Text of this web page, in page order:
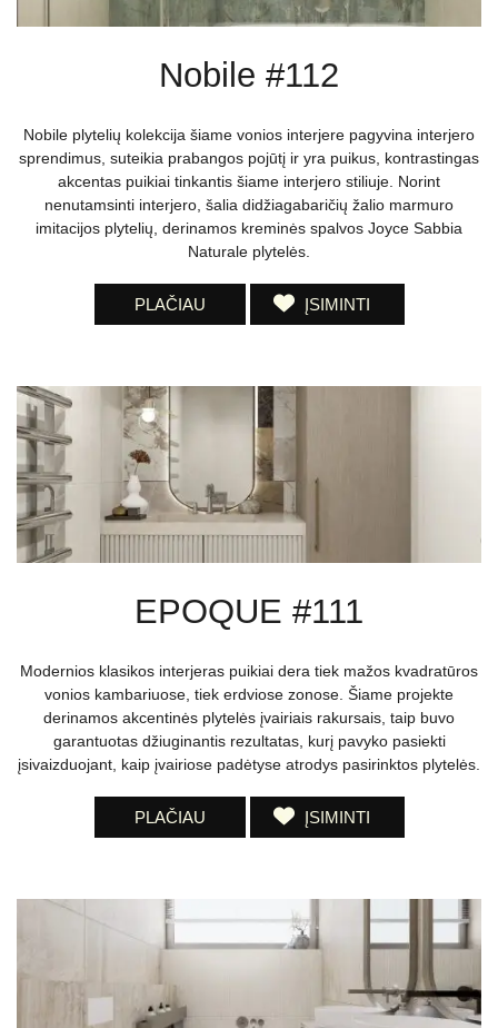
Nobile #112
Nobile plytelių kolekcija šiame vonios interjere pagyvina interjero
sprendimus, suteikia prabangos pojūtį ir yra puikus, kontrastingas
akcentas puikiai tinkantis šiame interjero stiliuje. Norint
nenutamsinti interjero, šalia didžiagabaričių žalio marmuro
imitacijos plytelių, derinamos kreminės spalvos Joyce Sabbia
Naturale plytelės.
PLAČIAU ĮSIMINTI
EPOQUE #111
Modernios klasikos interjeras puikiai dera tiek mažos kvadratūros
vonios kambariuose, tiek erdviose zonose. Šiame projekte
derinamos akcentinės plytelės įvairiais rakursais, taip buvo
garantuotas džiuginantis rezultatas, kurį pavyko pasiekti
įsivaizduojant, kaip įvairiose padėtyse atrodys pasirinktos plytelės.
PLAČIAU ĮSIMINTI